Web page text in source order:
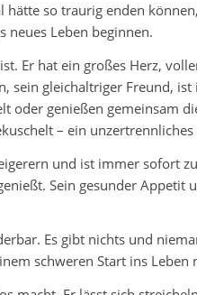
so traurig enden
Leben beginnen.
Er hat ein großes Herz,
gleichaltriger Freund,
genießen gemeinsam
– ein
und ist immer sofort
Sein gesunder Appetit
Es gibt nichts und
schweren Start ins